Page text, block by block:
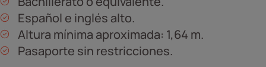
Español e inglés alto.
Altura mínima aproximada: 1,64 m.
Pasaporte sin restricciones.